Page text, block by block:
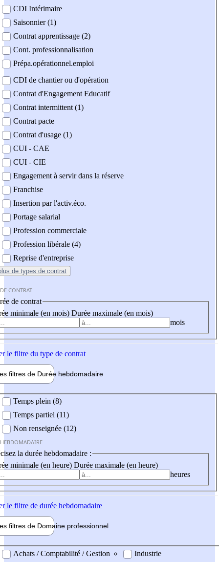
CDI Intérimaire
Saisonnier (1)
Contrat apprentissage (2)
Cont. professionnalisation
Prépa.opérationnel.emploi
CDI de chantier ou d'opération
Contrat d'Engagement Educatif
Contrat intermittent (1)
Contrat pacte
Contrat d'usage (1)
CUI - CAE
CUI - CIE
Engagement à servir dans la réserve
Franchise
Insertion par l'activ.éco.
Portage salarial
Profession commerciale
Profession libérale (4)
Reprise d'entreprise
de types de contrat
CONTRAT
de contrat
minimale (en mois) Durée maximale (en mois)
mois
le filtre du type de contrat
filtres de Durée hebdomadaire
Temps plein (8)
Temps partiel (11)
Non renseignée (12)
la durée hebdomadaire :
minimale (en heure) Durée maximale (en heure)
heures
le filtre de durée hebdomadaire
filtres de Domaine professionnel
professionel
Achats / Comptabilité / Gestion
Industrie